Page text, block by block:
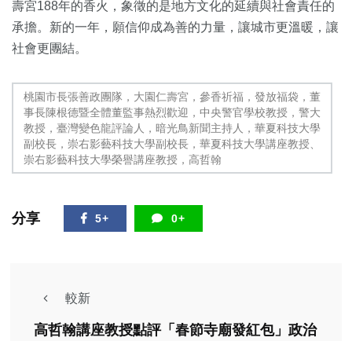
壽宮188年的香火，象徵的是地方文化的延續與社會責任的
承擔。新的一年，願信仰成為善的力量，讓城市更溫暖，讓
社會更團結。
桃園市長張善政團隊，大園仁壽宮，參香祈福，發放福袋，董
事長陳根德暨全體董監事熱烈歡迎，中央警官學校教授，警大
教授，臺灣變色龍評論人，暗光鳥新聞主持人，華夏科技大學
副校長，崇右影藝科技大學副校長，華夏科技大學講座教授、
崇右影藝科技大學榮譽講座教授，高哲翰
分享 5+ 0+
較新
高哲翰講座教授點評「春節寺廟發紅包」政治